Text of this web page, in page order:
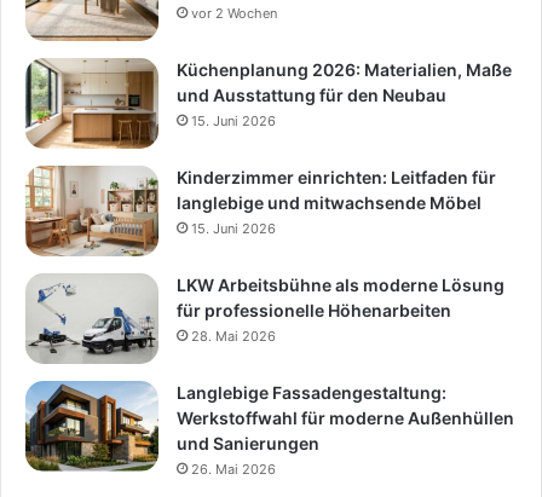
vor 2 Wochen
Küchenplanung 2026: Materialien, Maße
und Ausstattung für den Neubau
15. Juni 2026
Kinderzimmer einrichten: Leitfaden für
langlebige und mitwachsende Möbel
15. Juni 2026
LKW Arbeitsbühne als moderne Lösung
für professionelle Höhenarbeiten
28. Mai 2026
Langlebige Fassadengestaltung:
Werkstoffwahl für moderne Außenhüllen
und Sanierungen
26. Mai 2026